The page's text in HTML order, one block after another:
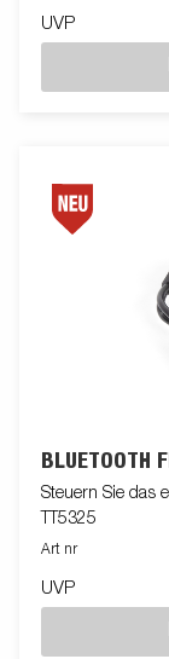
UVP
BLUETOOTH
Steuern Sie das
TT5325
Art nr
UVP